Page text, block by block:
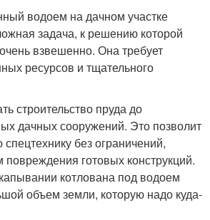
водоем на дачном участке
задача, к решению которой
взвешенно. Она требует
ресурсов и тщательного
строительство пруда до
дачных сооружений. Это позволит
без ограничений,
повреждения готовых конструкций.
котлована под водоем
объем земли, которую надо куда-